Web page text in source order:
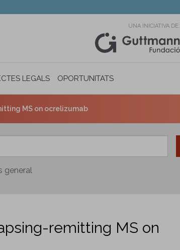
UNA INICIATIVA DE:
I INCLUSIÓ SOCIAL
LEGALS OPORTUNITATS
MS on ocrelizumab
general
remitting MS on